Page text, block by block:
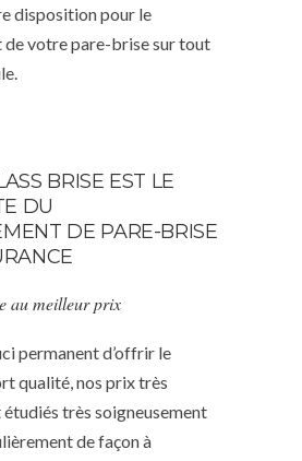
disposition pour le
de votre pare-brise sur tout
BRISE EST LE
DU
DE PARE-BRISE
au meilleur prix
permanent d’offrir le
qualité, nos prix très
très soigneusement
de façon à